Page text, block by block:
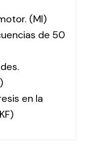
(MI)
de 50
en la